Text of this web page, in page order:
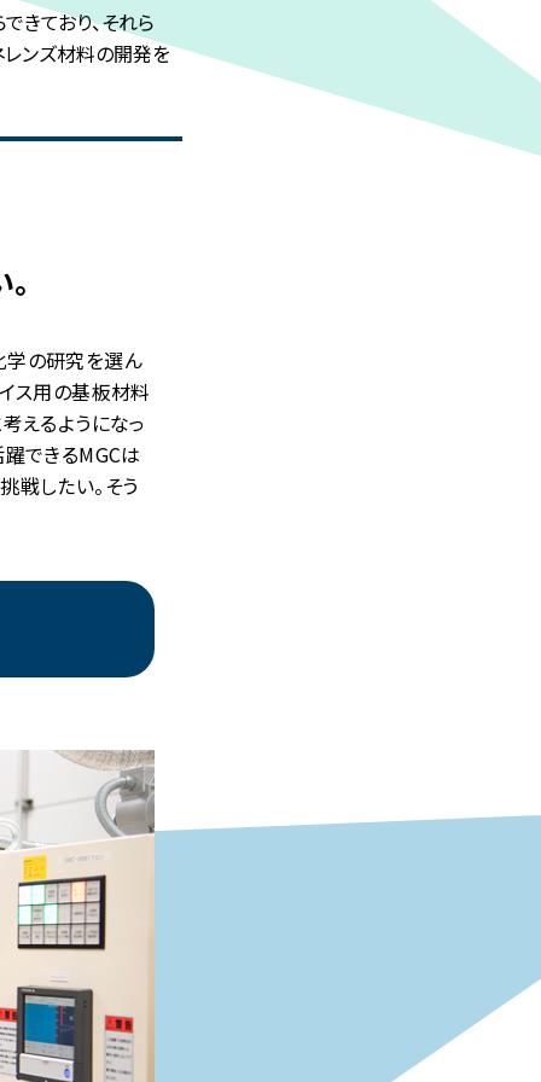
きており、それら
ンズ材料の開発を
学の研究を選ん
ス用の基板材料
えるようになっ
できるMGCは
戦したい。そう